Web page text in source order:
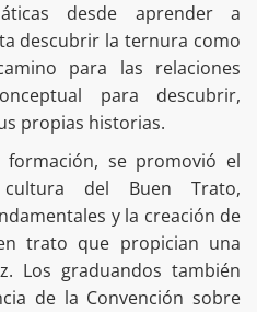
desde aprender a
descubrir la ternura como
para las relaciones
para descubrir,
propias historias.
se promovió el
del Buen Trato,
y la creación de
trato que propician una
Los graduandos también
de la Convención sobre